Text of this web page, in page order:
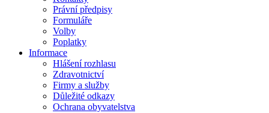
Právní předpisy
Formuláře
Volby
Poplatky
Informace
Hlášení rozhlasu
Zdravotnictví
Firmy a služby
Důležité odkazy
Ochrana obyvatelstva